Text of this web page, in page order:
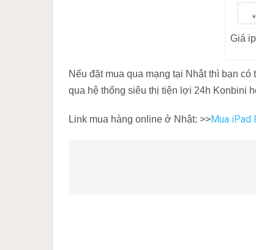
Giá
Nếu đặt mua qua mạng tại Nhật thì bạn
qua hệ thống siêu thị tiện lợi 24h Konbini
Link mua hàng online ở Nhật: >>Mua iPad